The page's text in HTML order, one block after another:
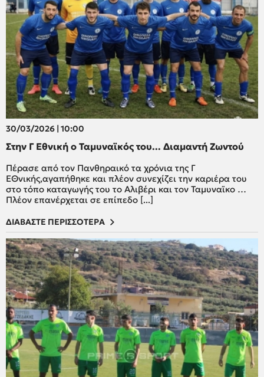
30/03/2026 | 10:00
Στην Γ Εθνική ο Ταμυναϊκός του... Διαμαντή Ζωντού
Πέρασε από τον Πανθηραικό τα χρόνια της Γ
ΕΘνικής,αγαπήθηκε και πλέον συνεχίζει την καριέρα του
στο τόπο καταγωγής του το Αλιβέρι και τον Ταμυναϊκο …
Πλέον επανέρχεται σε επίπεδο [...]
ΔΙΑΒΑΣΤΕ ΠΕΡΙΣΣΟΤΕΡΑ